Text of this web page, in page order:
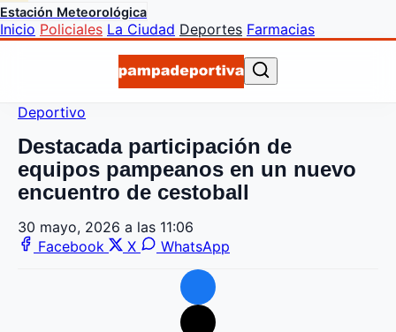
Estación Meteorológica
Inicio Policiales La Ciudad Deportes Farmacias
Deportivo
Destacada participación de
equipos pampeanos en un nuevo
encuentro de cestoball
30 mayo, 2026 a las 11:06
Facebook
X WhatsApp